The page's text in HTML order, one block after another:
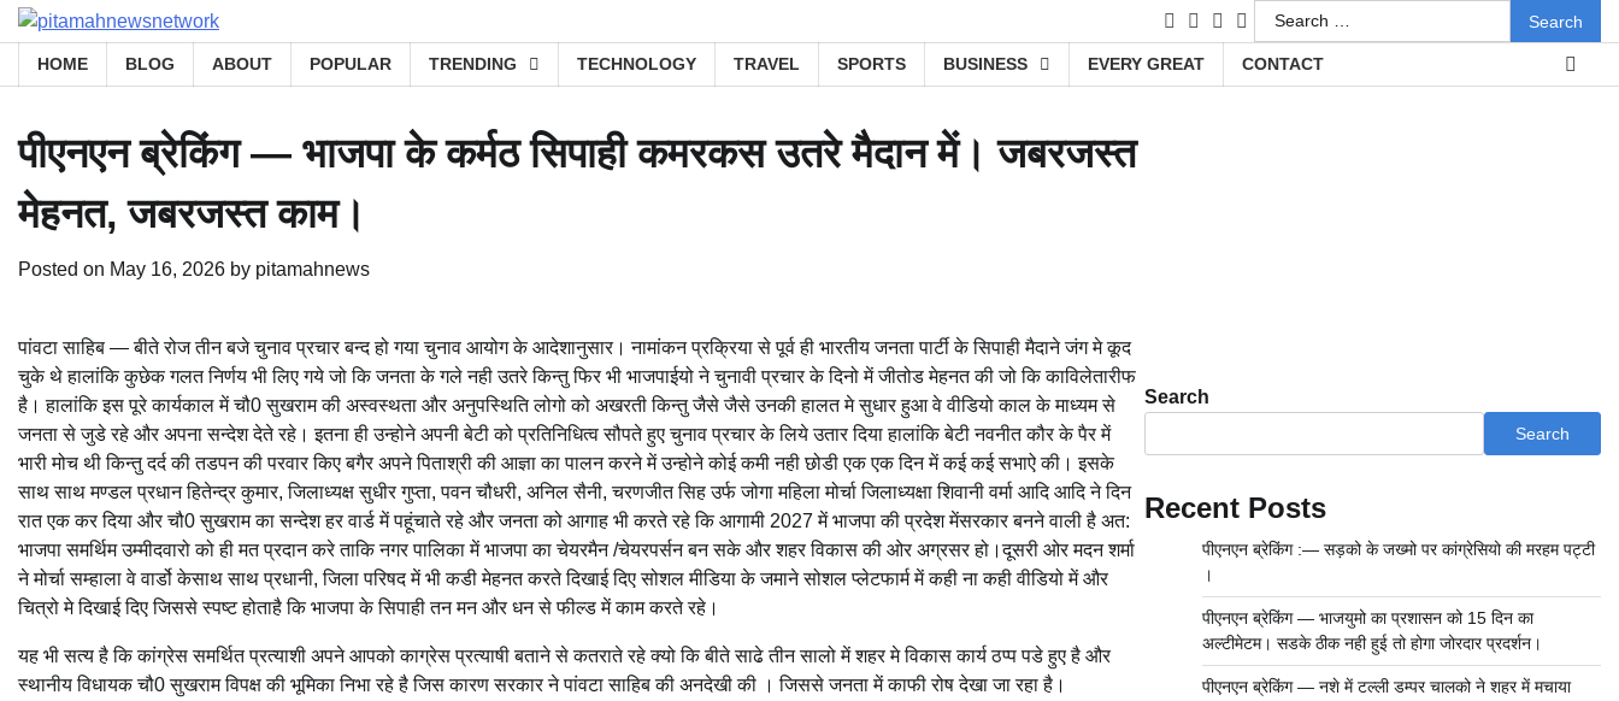
Skip
to
content
facebook
instagram
twitteryoutube
Search
for:
HOME BLOG ABOUT POPULAR TRENDING TECHNOLOGY TRAVEL SPORTS BUSINESS EVERY GREAT CONTACT
पीएनएन ब्रेकिंग — भाजपा के कर्मठ सिपाही कमरकस उतरे मैदान में। जबरजस्त
मेहनत, जबरजस्त काम।
Posted on May 16, 2026 by pitamahnews
पांवटा साहिब — बीते रोज तीन बजे चुनाव प्रचार बन्द हो गया चुनाव आयोग के आदेशानुसार। नामांकन प्रक्रिया से पूर्व ही भारतीय जनता पार्टी के सिपाही मैदाने जंग मे कूद
चुके थे हालांकि कुछेक गलत निर्णय भी लिए गये जो कि जनता के गले नही उतरे किन्तु फिर भी भाजपाईयो ने चुनावी प्रचार के दिनो में जीतोड मेहनत की जो कि काविलेतारीफ
है। हालांकि इस पूरे कार्यकाल में चौ0 सुखराम की अस्वस्थता और अनुपस्थिति लोगो को अखरती किन्तु जैसे जैसे उनकी हालत मे सुधार हुआ वे वीडियो काल के माध्यम से
जनता से जुडे रहे और अपना सन्देश देते रहे। इतना ही उन्होने अपनी बेटी को प्रतिनिधित्व सौपते हुए चुनाव प्रचार के लिये उतार दिया हालांकि बेटी नवनीत कौर के पैर में
भारी मोच थी किन्तु दर्द की तडपन की परवार किए बगैर अपने पिताश्री की आज्ञा का पालन करने में उन्होने कोई कमी नही छोडी एक एक दिन में कई कई सभाऐ की। इसके
साथ साथ मण्डल प्रधान हितेन्द्र कुमार, जिलाध्यक्ष सुधीर गुप्ता, पवन चौधरी, अनिल सैनी, चरणजीत सिह उर्फ जोगा महिला मोर्चा जिलाध्यक्षा शिवानी वर्मा आदि आदि ने दिन
रात एक कर दिया और चौ0 सुखराम का सन्देश हर वार्ड में पहूंचाते रहे और जनता को आगाह भी करते रहे कि आगामी 2027 में भाजपा की प्रदेश मेंसरकार बनने वाली है अत:
भाजपा समर्थिम उम्मीदवारो को ही मत प्रदान करे ताकि नगर पालिका में भाजपा का चेयरमैन /चेयरपर्सन बन सके और शहर विकास की ओर अग्रसर हो।दूसरी ओर मदन शर्मा
ने मोर्चा सम्हाला वे वार्डो केसाथ साथ प्रधानी, जिला परिषद में भी कडी मेहनत करते दिखाई दिए सोशल मीडिया के जमाने सोशल प्लेटफार्म में कही ना कही वीडियो में और
चित्रो मे दिखाई दिए जिससे स्पष्ट होताहै कि भाजपा के सिपाही तन मन और धन से फील्ड में काम करते रहे।
यह भी सत्य है कि कांग्रेस समर्थित प्रत्याशी अपने आपको काग्रेस प्रत्याषी बताने से कतराते रहे क्यो कि बीते साढे तीन सालो में शहर मे विकास कार्य ठप्प पडे हुए है और
स्थानीय विधायक चौ0 सुखराम विपक्ष की भूमिका निभा रहे है जिस कारण सरकार ने पांवटा साहिब की अनदेखी की । जिससे जनता में काफी रोष देखा जा रहा है।
Search
Search
Recent Posts
पीएनएन ब्रेकिंग :— सड़को के जख्मो पर कांग्रेसियो की मरहम पट्टी
।
पीएनएन ब्रेकिंग — भाजयुमो का प्रशासन को 15 दिन का
अल्टीमेटम। सडके ठीक नही हुई तो होगा जोरदार प्रदर्शन।
पीएनएन ब्रेकिंग — नशे में टल्ली डम्पर चालको ने शहर में मचाया